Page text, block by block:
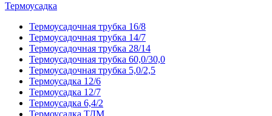
Термоусадка
Термоусадочная трубка 16/8
Термоусадочная трубка 14/7
Термоусадочная трубка 28/14
Термоусадочная трубка 60,0/30,0
Термоусадочная трубка 5,0/2,5
Термоусадка 12/6
Термоусадка 12/7
Термоусадка 6,4/2
Термоусадка ТДМ